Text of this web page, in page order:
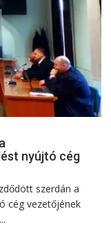
nyújtó cég
szerdán a
cég vezetőjének